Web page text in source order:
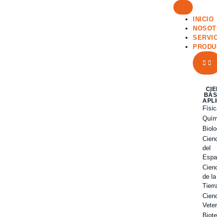
INICIO
del
de la